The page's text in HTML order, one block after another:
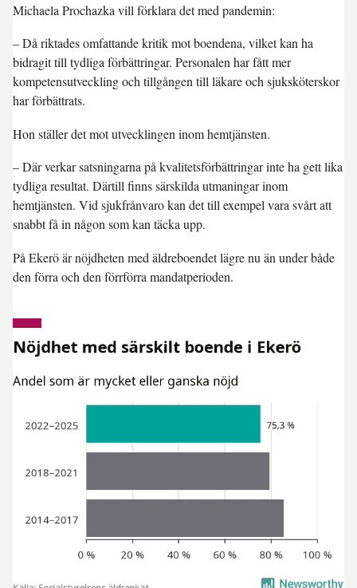
Michaela Prochazka vill förklara det med pandemin:
– Då riktades omfattande kritik mot boendena, vilket kan ha
bidragit till tydliga förbättringar. Personalen har fått mer
kompetensutveckling och tillgången till läkare och sjuksköterskor
har förbättrats.
Hon ställer det mot utvecklingen inom hemtjänsten.
– Där verkar satsningarna på kvalitetsförbättringar inte ha gett lika
tydliga resultat. Därtill finns särskilda utmaningar inom
hemtjänsten. Vid sjukfrånvaro kan det till exempel vara svårt att
snabbt få in någon som kan täcka upp.
På Ekerö är nöjdheten med äldreboendet lägre nu än under både
den förra och den förrförra mandatperioden.